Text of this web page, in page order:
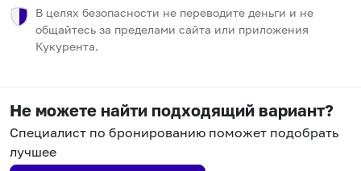
В целях безопасности не переводите деньги и не
общайтесь за пределами сайта или приложения
Кукурента.
Не можете найти подходящий вариант?
Специалист по бронированию поможет подобрать
лучшее